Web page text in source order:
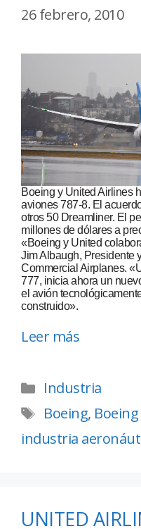
26 febrero, 2010
Boeing y United Airlines
aviones 787-8. El
otros 50 Dreamliner. El
millones de dólares a
«Boeing y United
Jim Albaugh, Presidente
Commercial Airplanes.
777, inicia ahora un
el avión
construido».
Leer más
Industria
Boeing,
industria
UNITED